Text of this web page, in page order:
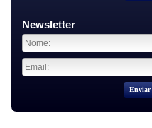
Newsletter
Enviar